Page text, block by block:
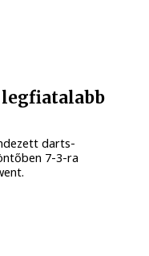
darts-
7-3-ra